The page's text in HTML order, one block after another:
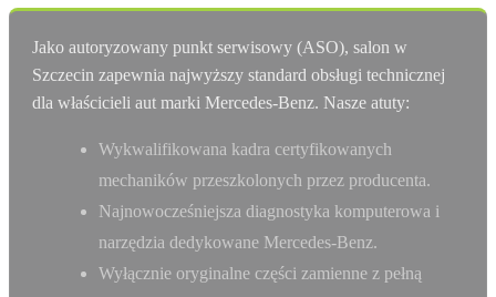
Jako autoryzowany punkt serwisowy (ASO), salon w
Szczecin zapewnia najwyższy standard obsługi technicznej
dla właścicieli aut marki Mercedes-Benz. Nasze atuty:
Wykwalifikowana kadra certyfikowanych
mechaników przeszkolonych przez producenta.
Najnowocześniejsza diagnostyka komputerowa i
narzędzia dedykowane Mercedes-Benz.
Wyłącznie oryginalne części zamienne z pełną